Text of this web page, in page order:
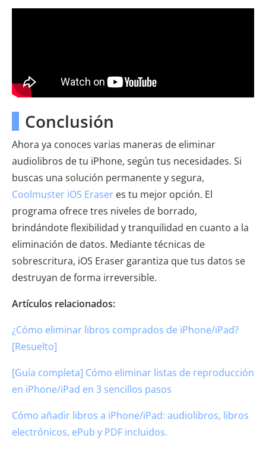
Conclusión
Ahora ya conoces varias maneras de eliminar
audiolibros de tu iPhone, según tus necesidades. Si
buscas una solución permanente y segura,
Coolmuster iOS Eraser es tu mejor opción. El
programa ofrece tres niveles de borrado,
brindándote flexibilidad y tranquilidad en cuanto a la
eliminación de datos. Mediante técnicas de
sobrescritura, iOS Eraser garantiza que tus datos se
destruyan de forma irreversible.
Artículos relacionados:
¿Cómo eliminar libros comprados de iPhone/iPad?
[Resuelto]
[Guía completa] Cómo eliminar listas de reproducción
en iPhone/iPad en 3 sencillos pasos
Cómo añadir libros a iPhone/iPad: audiolibros, libros
electrónicos, ePub y PDF incluidos.